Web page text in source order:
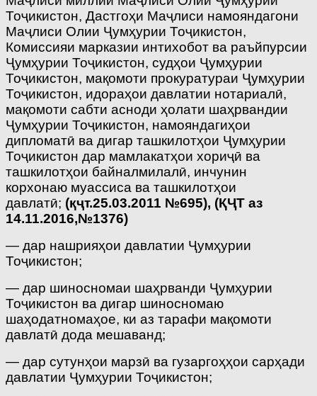
Тоҷикистон, Дастгоҳи Маҷлиси намояндагони
Маҷлиси Олии Ҷумҳурии Тоҷикистон,
Комиссияи марказии интихобот ва раъйпурсии
Ҷумҳурии Тоҷикистон, судҳои Ҷумҳурии
Тоҷикистон, мақомоти прокуратураи Ҷумҳурии
Тоҷикистон, идораҳои давлатии нотариалӣ,
мақомоти сабти асноди ҳолати шаҳрвандии
Ҷумҳурии Тоҷикистон, намояндагиҳои
дипломатӣ ва дигар ташкилотҳои Ҷумҳурии
Тоҷикистон дар мамлакатҳои хориҷӣ ва
ташкилотҳои байналмилалӣ, инчунин
корхонаю муассиса ва ташкилотҳои
давлатӣ; (қҷт.25.03.2011 №695), (ҚҶТ аз
14.11.2016,№1376)
— дар нашрияҳои давлатии Ҷумҳурии
Тоҷикистон;
— дар шиносномаи шаҳрванди Ҷумҳурии
Тоҷикистон ва дигар шиносномаю
шаҳодатномаҳое, ки аз тарафи мақомоти
давлатӣ дода мешаванд;
— дар сутунҳои марзӣ ва гузаргоҳҳои сарҳади
давлатии Ҷумҳурии Тоҷикистон;